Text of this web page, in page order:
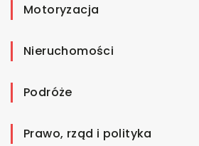
Motoryzacja
Nieruchomości
Podróże
Prawo, rząd i polityka